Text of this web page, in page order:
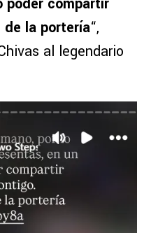
de la portería“,
al legendario